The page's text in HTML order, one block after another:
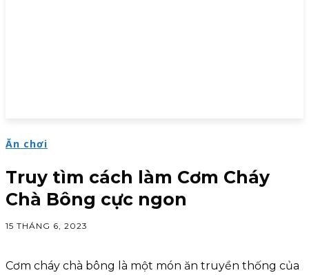
Ăn chơi
Truy tìm cách làm Cơm Cháy
Chà Bông cực ngon
15 THÁNG 6, 2023
Cơm cháy chà bông là một món ăn truyền thống của